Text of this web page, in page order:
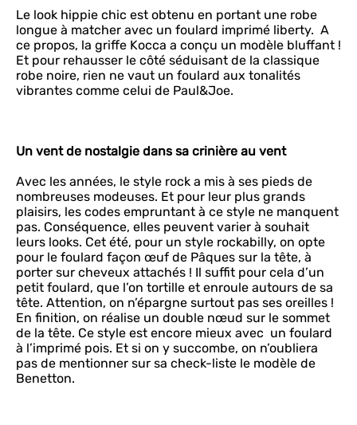
Le look hippie chic est obtenu en portant une robe
longue à matcher avec un foulard imprimé liberty. A
ce propos, la griffe Kocca a conçu un modèle bluffant !
Et pour rehausser le côté séduisant de la classique
robe noire, rien ne vaut un foulard aux tonalités
vibrantes comme celui de Paul&Joe.
Un vent de nostalgie dans sa crinière au vent
Avec les années, le style rock a mis à ses pieds de
nombreuses modeuses. Et pour leur plus grands
plaisirs, les codes empruntant à ce style ne manquent
pas. Conséquence, elles peuvent varier à souhait
leurs looks. Cet été, pour un style rockabilly, on opte
pour le foulard façon œuf de Pâques sur la tête, à
porter sur cheveux attachés ! Il suffit pour cela d’un
petit foulard, que l’on tortille et enroule autours de sa
tête. Attention, on n’épargne surtout pas ses oreilles !
En finition, on réalise un double nœud sur le sommet
de la tête. Ce style est encore mieux avec un foulard
à l’imprimé pois. Et si on y succombe, on n’oubliera
pas de mentionner sur sa check-liste le modèle de
Benetton.